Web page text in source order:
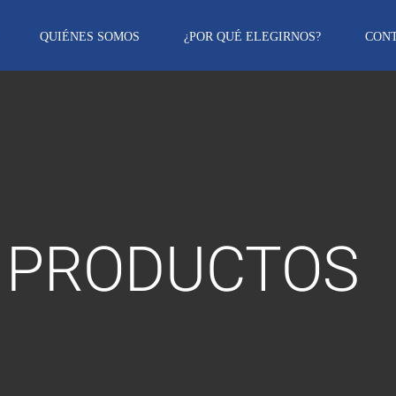
QUIÉNES SOMOS ¿POR QUÉ ELEGIRNOS?